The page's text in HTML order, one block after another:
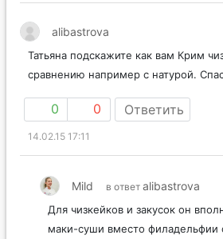
alibastrova
Татьяна подскажите как вам Крим
сравнению например с натурой.
0 0 Ответить
14.02.15 17:11
Mild в ответ alibastrova
Для чизкейков и закусок он
маки-суши вместо филадельфии